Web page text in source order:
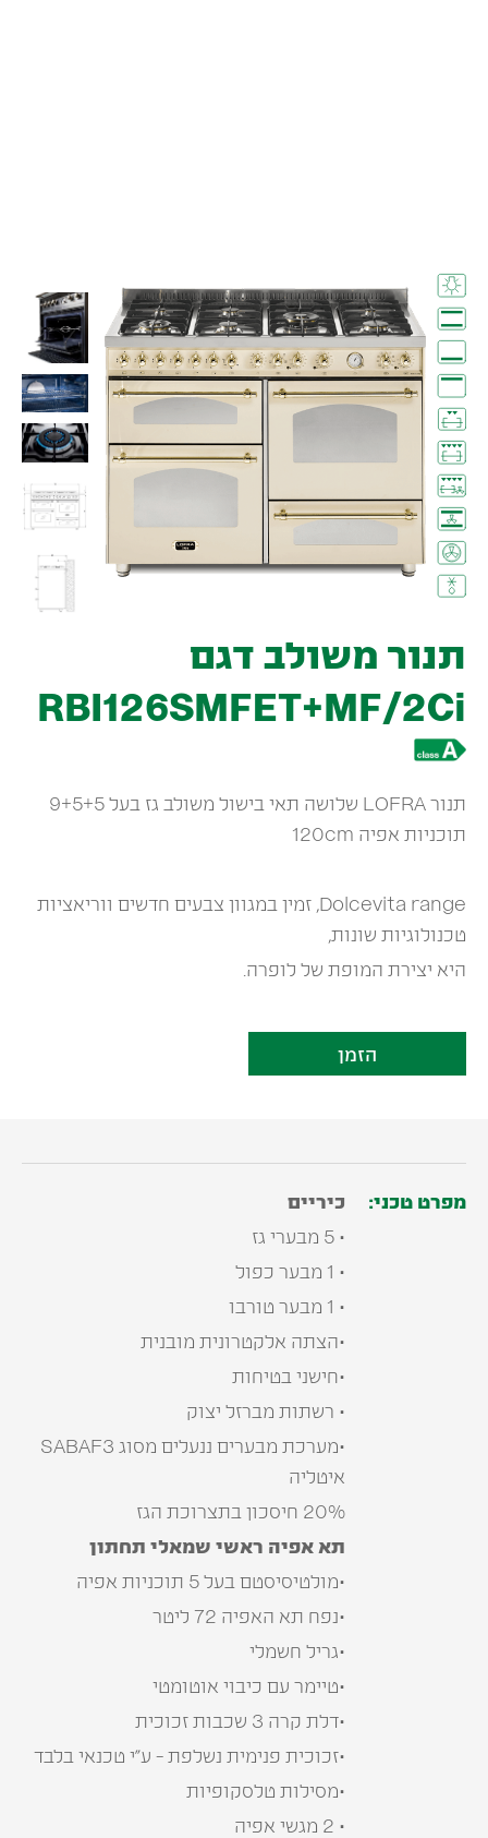
תנור משולב דגם
RBI126SMFET+MF/2Ci
תנור LOFRA שלושה תאי בישול משולב גז בעל 9+5+5
תוכניות אפיה 120cm
Dolcevita range, זמין במגוון צבעים חדשים ווריאציות
טכנולוגיות שונות,
היא יצירת המופת של לופרה.
הזמן
מפרט טכני:
כיריים
• 5 מבערי גז
• 1 מבער כפול
• 1 מבער טורבו
•הצתה אלקטרונית מובנית
•חישני בטיחות
• רשתות מברזל יצוק
•מערכת מבערים ננעלים מסוג SABAF3
איטליה
20% חיסכון בתצרוכת הגז
תא אפיה ראשי שמאלי תחתון
•מולטיסיסטם בעל 5 תוכניות אפיה
•נפח תא האפיה 72 ליטר
•גריל חשמלי
•טיימר עם כיבוי אוטומטי
•דלת קרה 3 שכבות זכוכית
•זכוכית פנימית נשלפת - ע”י טכנאי בלבד
•מסילות טלסקופיות
• 2 מגשי אפיה